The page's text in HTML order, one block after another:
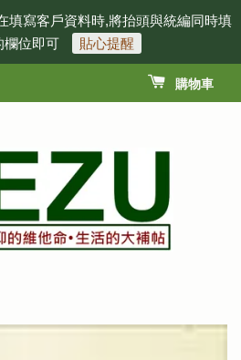
填寫客戶資料時,將抬頭與統編同時填
欄位即可
貼心提醒
購物車